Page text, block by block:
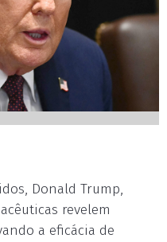
Donald Trump,
revelem
a eficácia de